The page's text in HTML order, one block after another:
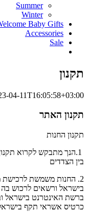
Summer
Winter
Baby Gifts
Accessories
Sale
תקנון
04-11T16:05:58+03:00
תקנון האתר
תקנון החנות
1.הנך מתבקש לקרוא
בין הצדדים
2. החנות משמשת לרכישת
ברשת האינטרנט בישראל
כרטיס אשראי תקף